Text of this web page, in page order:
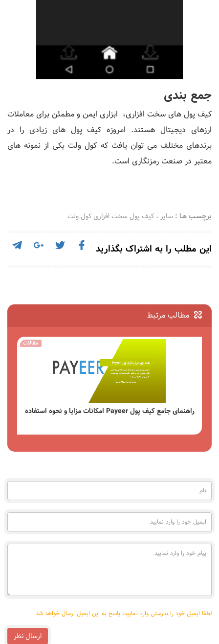
جمع بندی
کیف پول های سخت افزاری، ابزاری ایمن و مطمئن برای معاملات
ارزهای دیجیتال هستند. امروزه کیف پول های زیادی را در
برندهای مختلف می توان یافت که کول ولت یکی از نمونه های
معتبر در صنعت رمزنگاری است.
برچسـب هـا : سایر ، کیف پول سخت افزاری کول ولت
این مطلب را به اشتراک بگذارید
مطالب مرتبط
مقالات
راهنمای جامع کیف پول Payeer امکانات مزایا و نحوه استفاده
نام
(به
ایمیل
خود
وارد
نمایید
پیام
خود
لطفا ایمیل خود را بدرستی وارد نمایید، پاسخ به این ایمیل ارسال خواهد شد
ارسال نظر